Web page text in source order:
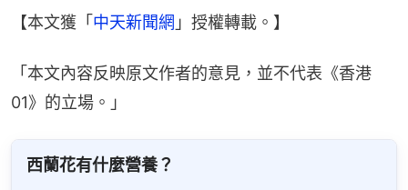
【本文獲「 中天新聞網 」授權轉載。】
「本文內容反映原文作者的意見，並不代表《香港
01》的立場。」
西蘭花有什麼營養？